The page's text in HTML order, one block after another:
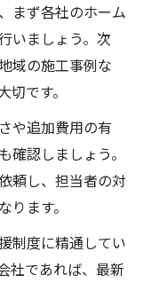
まず各社のホーム
いましょう。次
域の施工事例な
です。
や追加費用の有
認しましょう。
頼し、担当者の対
ます。
制度に精通してい
社であれば、最新